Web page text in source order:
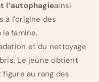
l’autophagieainsi
l’origine des
famine,
et du nettoyage
Le jeûne obtient
au rang des